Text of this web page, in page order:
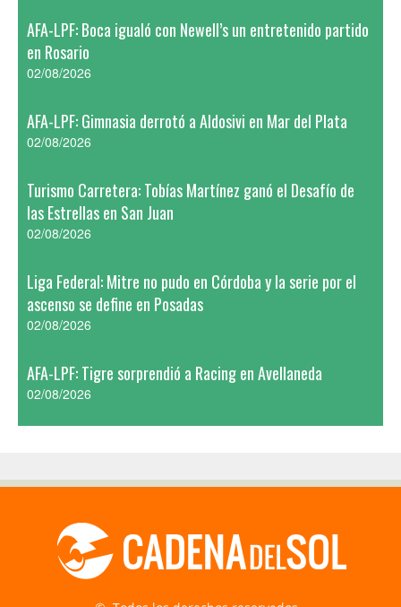
AFA-LPF: Boca igualó con Newell’s un entretenido partido
en Rosario
02/08/2026
AFA-LPF: Gimnasia derrotó a Aldosivi en Mar del Plata
02/08/2026
Turismo Carretera: Tobías Martínez ganó el Desafío de
las Estrellas en San Juan
02/08/2026
Liga Federal: Mitre no pudo en Córdoba y la serie por el
ascenso se define en Posadas
02/08/2026
AFA-LPF: Tigre sorprendió a Racing en Avellaneda
02/08/2026